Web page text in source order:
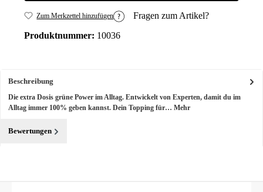
Zum Merkzettel hinzufügen Fragen zum Artikel?
Produktnummer: 10036
Beschreibung
Die extra Dosis grüne Power im Alltag. Entwickelt von Experten, damit du im
Alltag immer 100% geben kannst. Dein Topping für… Mehr
Bewertungen